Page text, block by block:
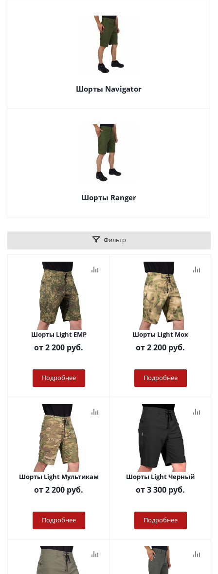
Шорты Navigator
Шорты Ranger
Фильтр
Шорты Light ЕМР
от2 200 руб.
Подробнее
Шорты Light Мох
от2 200 руб.
Подробнее
Шорты Light Мультикам
от2 200 руб.
Подробнее
Шорты Light Черный
от3 300 руб.
Подробнее